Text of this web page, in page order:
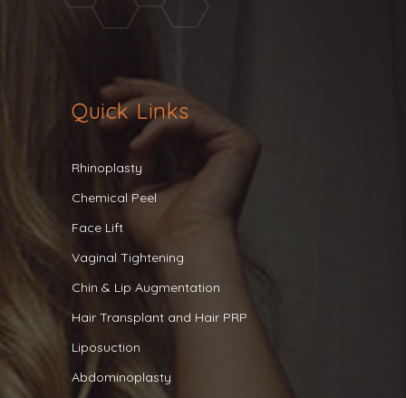
Quick Links
Rhinoplasty
Chemical Peel
Face Lift
Vaginal Tightening
Chin & Lip Augmentation
Hair Transplant and Hair PRP
Liposuction
Abdominoplasty